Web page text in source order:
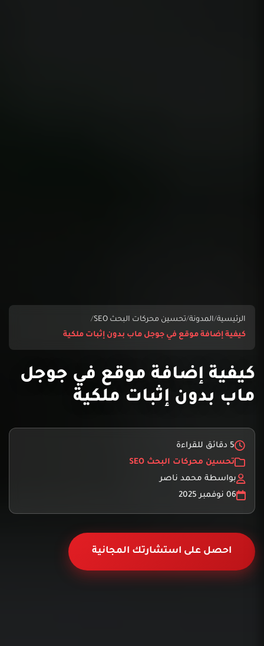
الرئيسية/المدونة/تحسين محركات البحث SEO
/
كيفية إضافة موقع في جوجل ماب بدون إثبات ملكية
كيفية إضافة موقع في جوجل
ماب بدون إثبات ملكية
5 دقائق للقراءة
تحسين محركات البحث SEO
بواسطة محمد ناصر
06 نوفمبر 2025
احصل على استشارتك المجانية